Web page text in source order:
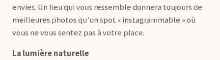
envies. Un lieu qui vous ressemble donnera toujours de
meilleures photos qu’un spot « instagrammable » où
vous ne vous sentez pas à votre place.
La lumière naturelle